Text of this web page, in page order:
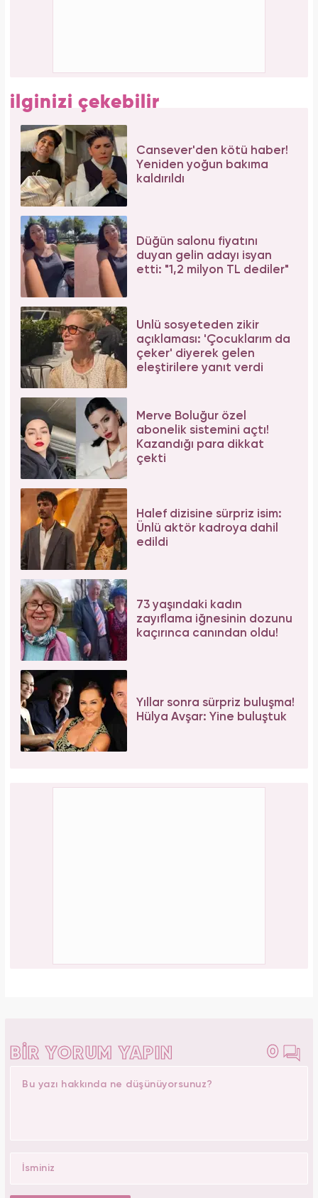
Serenay Sarıkaya, Feyza Civelek ve Blok3
dahil 8 kişinin uyuşturucu test sonucu belli
oldu!
Aslı Bekiroğlu'ndan nazar isyanı: "Düz yolda
düştüm kaslarım yırtık!"
Galatasaray'ın yıldız oyuncusu Mauro Icardi
ile Wanda Nara'nın nafaka davasında karar
çıktı!